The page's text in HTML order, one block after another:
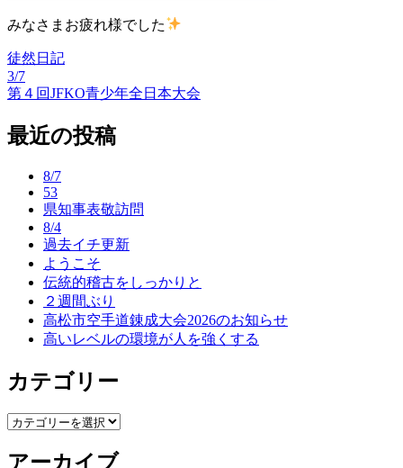
みなさまお疲れ様でした
徒然日記
投
ナ
3/7
第４回JFKO青少年全日本大会
最近の投稿
8/7
53
県知事表敬訪問
8/4
過去イチ更新
ようこそ
伝統的稽古をしっかりと
２週間ぶり
高松市空手道錬成大会2026のお知らせ
高いレベルの環境が人を強くする
カテゴリー
カ
ゴ
アーカイブ